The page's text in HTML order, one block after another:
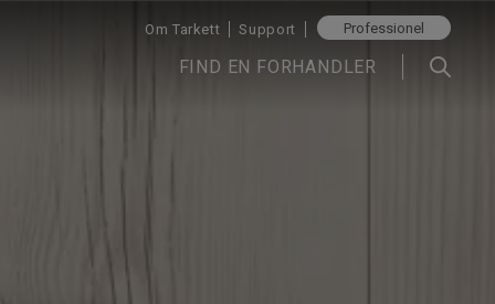
Om Tarkett Support Professionel
FIND EN FORHANDLER